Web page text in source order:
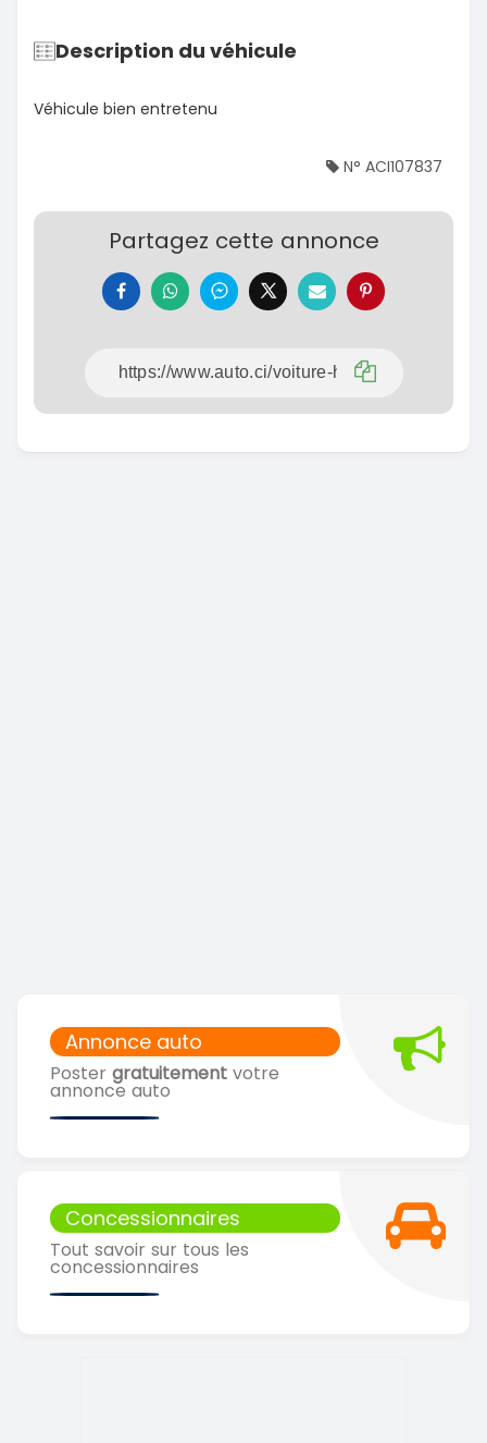
Annonce auto
Poster gratuitement votre
annonce auto
Concessionnaires
Tout savoir sur tous les
concessionnaires
Description du véhicule
Véhicule bien entretenu
N° ACI107837
Partagez cette annonce